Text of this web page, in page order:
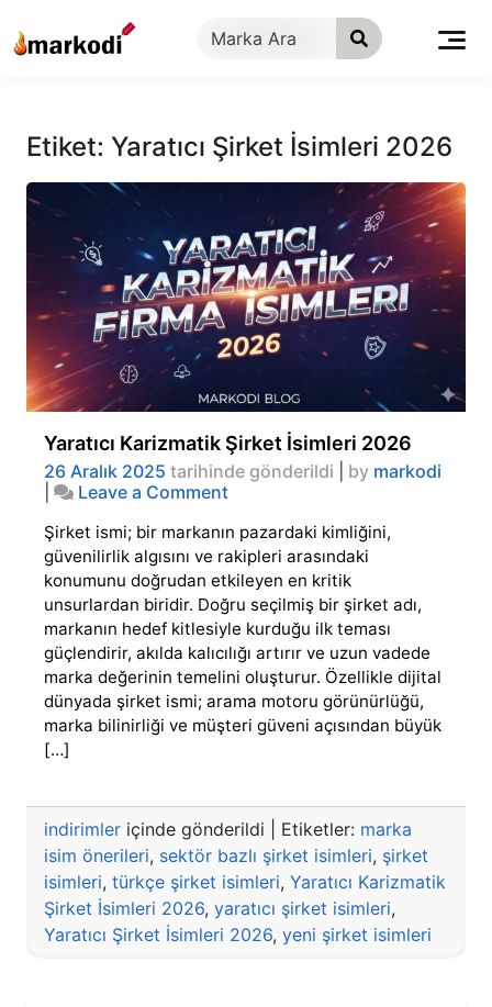
geç
Etiket: Yaratıcı Şirket İsimleri 2026
Yaratıcı Karizmatik Şirket İsimleri 2026
26 Aralık 2025 tarihinde gönderildi by markodi
Leave a Commenton
Karizmatik
Şirket
İsimleri
2026
Şirket ismi; bir markanın pazardaki kimliğini,
güvenilirlik algısını ve rakipleri arasındaki
konumunu doğrudan etkileyen en kritik
unsurlardan biridir. Doğru seçilmiş bir şirket adı,
markanın hedef kitlesiyle kurduğu ilk teması
güçlendirir, akılda kalıcılığı artırır ve uzun vadede
marka değerinin temelini oluşturur. Özellikle dijital
dünyada şirket ismi; arama motoru görünürlüğü,
marka bilinirliği ve müşteri güveni açısından büyük
[…]
indirimler içinde gönderildi Etiketler: marka
isim önerileri, sektör bazlı şirket isimleri, şirket
isimleri, türkçe şirket isimleri, Yaratıcı Karizmatik
Şirket İsimleri 2026, yaratıcı şirket isimleri,
Yaratıcı Şirket İsimleri 2026, yeni şirket isimleri